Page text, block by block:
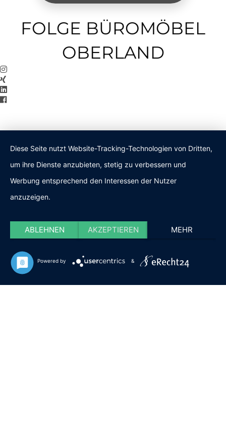
FOLGE BÜROMÖBEL
OBERLAND
Diese Seite nutzt Website-Tracking-Technologien von Dritten,
um ihre Dienste anzubieten, stetig zu verbessern und
Werbung entsprechend den Interessen der Nutzer
anzuzeigen.
ABLEHNEN AKZEPTIEREN MEHR
Powered by &